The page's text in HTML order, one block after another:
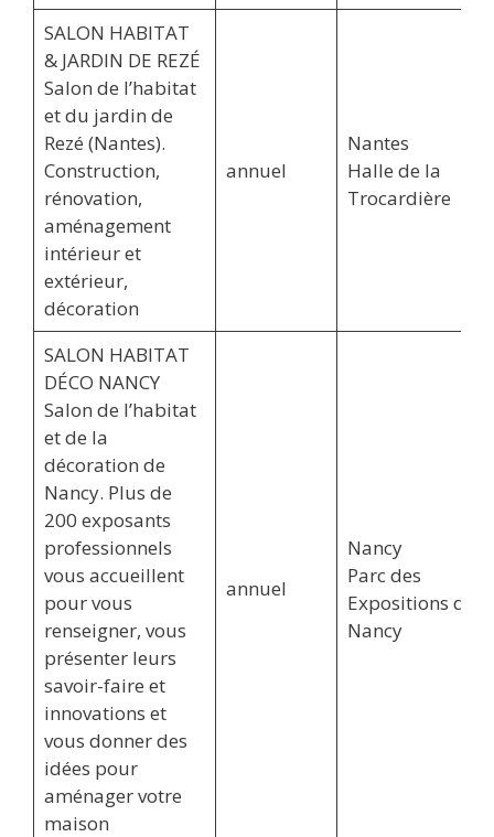
SALON HABITAT
& JARDIN DE REZÉ
Salon de l’habitat
et du jardin de
Rezé (Nantes).
Construction,
rénovation,
aménagement
intérieur et
extérieur,
décoration
annuel
Nantes
Halle de la
Trocardière
SALON HABITAT
DÉCO NANCY
Salon de l’habitat
et de la
décoration de
Nancy. Plus de
200 exposants
professionnels
vous accueillent
pour vous
renseigner, vous
présenter leurs
savoir-faire et
innovations et
vous donner des
idées pour
aménager votre
maison
annuel
Nancy
Parc des
Expositions de
Nancy